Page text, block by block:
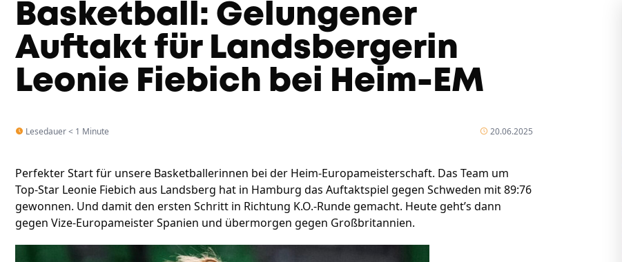
Basketball: Gelungener
Auftakt für Landsbergerin
Leonie Fiebich bei Heim-EM
Lesedauer < 1 Minute 20.06.2025
Perfekter Start für unsere Basketballerinnen bei der Heim-Europameisterschaft. Das Team um
Top-Star Leonie Fiebich aus Landsberg hat in Hamburg das Auftaktspiel gegen Schweden mit 89:76
gewonnen. Und damit den ersten Schritt in Richtung K.O.-Runde gemacht. Heute geht’s dann
gegen Vize-Europameister Spanien und übermorgen gegen Großbritannien.